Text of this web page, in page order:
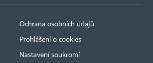
Ochrana osobních údajů
Prohlášení o cookies
Nastavení soukromí